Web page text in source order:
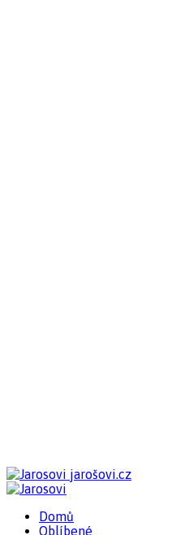
jarošovi.cz
Domů
Oblíbené